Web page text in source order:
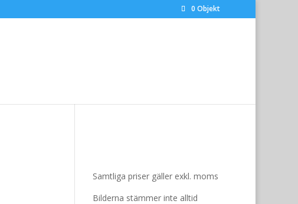
0 Objekt
Samtliga priser gäller exkl. moms
Bilderna stämmer inte alltid